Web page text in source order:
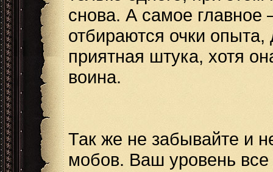
снова. А самое главное
отбираются очки
приятная штука, хотя
воина.
Так же не забывайте и
мобов. Ваш уровень